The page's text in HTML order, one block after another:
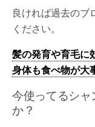
良ければ過去のブ
ください。
髪の発育や育毛に
身体も食べ物が大
今使ってるシ
か？